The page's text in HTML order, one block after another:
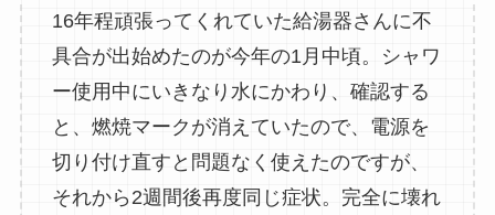
16年程頑張ってくれていた給湯器さんに不
具合が出始めたのが今年の1月中頃。シャワ
ー使用中にいきなり水にかわり、確認する
と、燃焼マークが消えていたので、電源を
切り付け直すと問題なく使えたのですが、
それから2週間後再度同じ症状。完全に壊れ